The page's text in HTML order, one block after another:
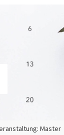
Master